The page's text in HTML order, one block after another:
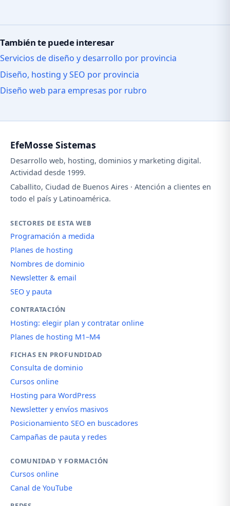
También te puede interesar
Servicios de diseño y desarrollo por provincia
Diseño, hosting y SEO por provincia
Diseño web para empresas por rubro
EfeMosse Sistemas
Desarrollo web, hosting, dominios y marketing digital.
Actividad desde 1999.
Caballito, Ciudad de Buenos Aires · Atención a clientes en
todo el país y Latinoamérica.
SECTORES DE ESTA WEB
Programación a medida
Planes de hosting
Nombres de dominio
Newsletter & email
SEO y pauta
CONTRATACIÓN
Hosting: elegir plan y contratar online
Planes de hosting M1–M4
FICHAS EN PROFUNDIDAD
Consulta de dominio
Cursos online
Hosting para WordPress
Newsletter y envíos masivos
Posicionamiento SEO en buscadores
Campañas de pauta y redes
COMUNIDAD Y FORMACIÓN
Cursos online
Canal de YouTube